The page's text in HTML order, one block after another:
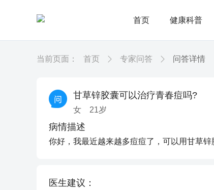
首页 健康科普
当前页面： 首页 专家问答 问答详情
甘草锌胶囊可以治疗青春痘吗?
女 21岁
病情描述
你好，我最近越来越多痘痘了，可以用甘草锌
医生建议：